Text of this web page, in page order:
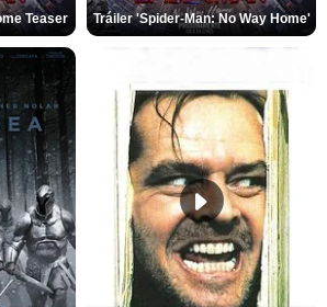
Teaser Tráiler 'Spider-Man: No Way Home'